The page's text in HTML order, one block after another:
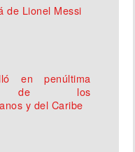
de Lionel Messi
en penúltima
de los
y del Caribe